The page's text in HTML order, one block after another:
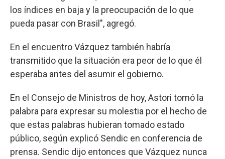
los índices en baja y la preocupación de lo que
pueda pasar con Brasil", agregó.
En el encuentro Vázquez también habría
transmitido que la situación era peor de lo que él
esperaba antes del asumir el gobierno.
En el Consejo de Ministros de hoy, Astori tomó la
palabra para expresar su molestia por el hecho de
que estas palabras hubieran tomado estado
público, según explicó Sendic en conferencia de
prensa. Sendic dijo entonces que Vázquez nunca